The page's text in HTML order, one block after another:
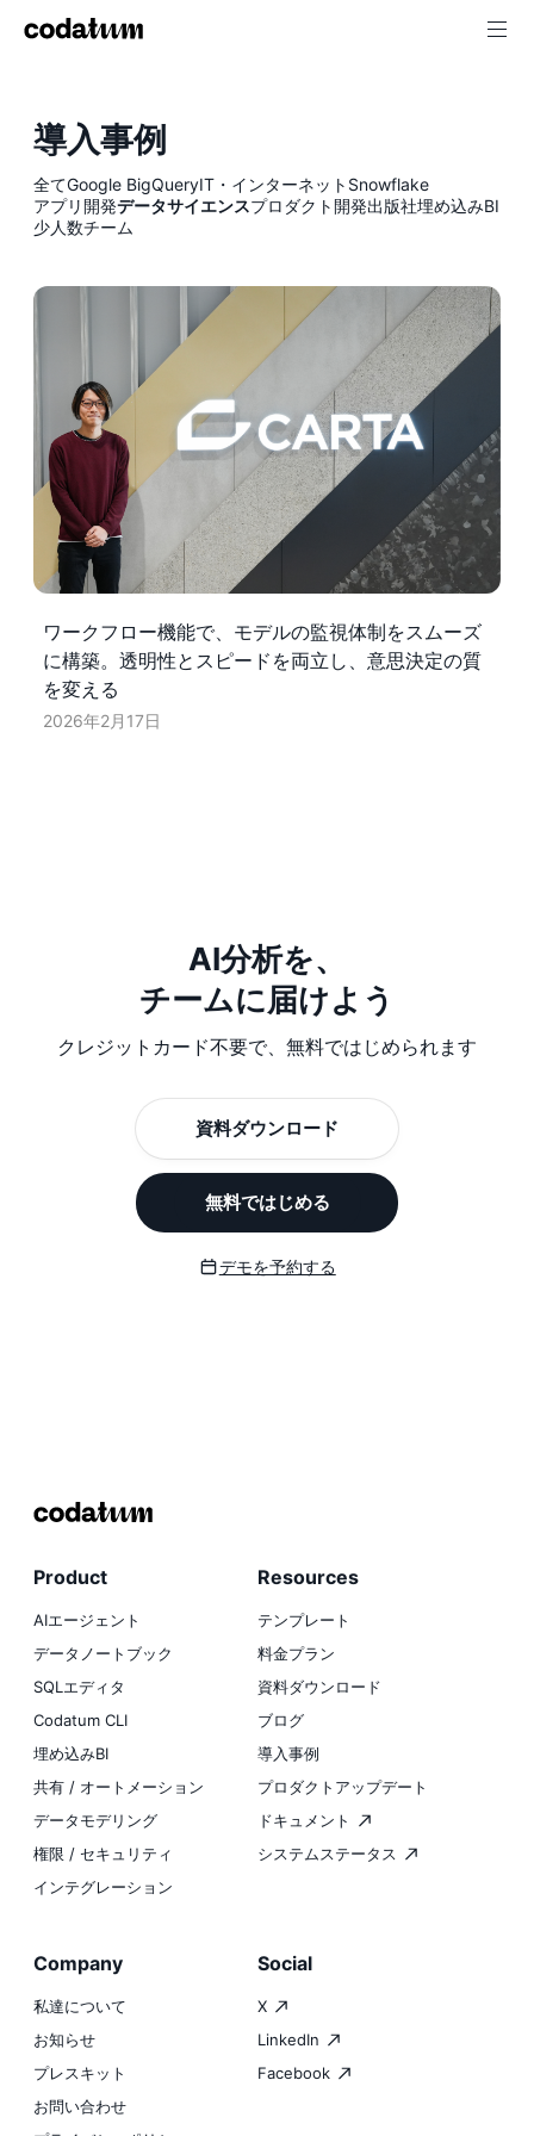
導入事例
全てGoogle BigQueryIT・インターネット Snowflake
アプリ開発データサイエンスプロダクト開発出版社埋め込みBI
少人数チーム
ワークフロー機能で、モデルの監視体制をスムーズ
に構築。透明性とスピードを両立し、意思決定の質
を変える
2026年2月17日
AI分析を、
チームに届けよう
クレジットカード不要で、無料ではじめられます
資料ダウンロード
無料ではじめる
デモを予約する
Product
AIエージェント
データノートブック
SQLエディタ
Codatum CLI
埋め込みBI
共有 / オートメーション
データモデリング
権限 / セキュリティ
インテグレーション
Resources
テンプレート
料金プラン
資料ダウンロード
ブログ
導入事例
プロダクトアップデート
ドキュメント
システムステータス
Company
私達について
お知らせ
プレスキット
お問い合わせ
Social
X
LinkedIn
Facebook